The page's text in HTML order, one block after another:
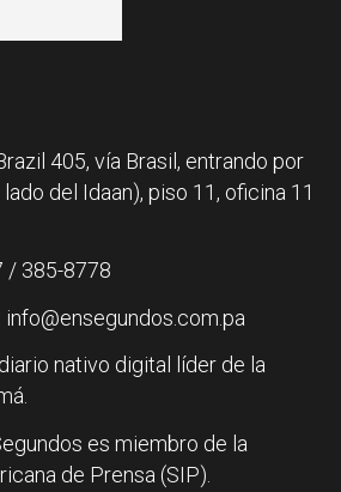
405, vía Brasil, entrando por
del Idaan), piso 11, oficina 11
/ 385-8778
nativo digital líder de la
es miembro de la
de Prensa (SIP).